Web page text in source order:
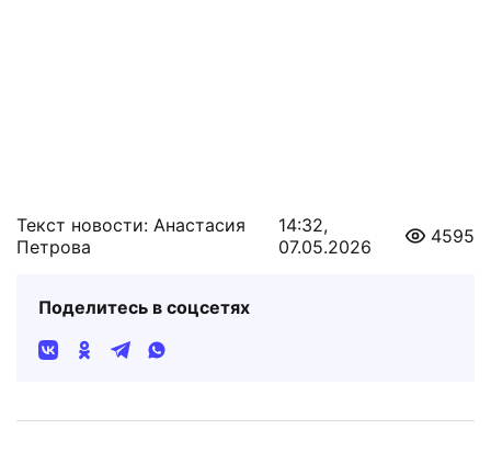
Текст новости: Анастасия
Петрова
14:32,
07.05.2026
4595
Поделитесь в соцсетях